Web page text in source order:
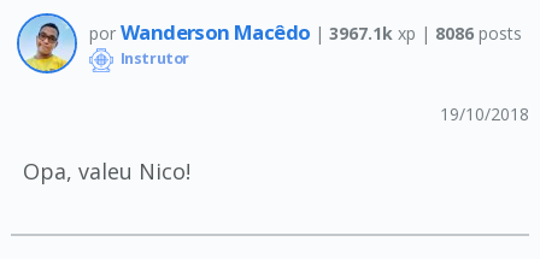
por Wanderson Macêdo | 3967.1kxp | 8086posts
Instrutor
19/10/2018
Opa, valeu Nico!